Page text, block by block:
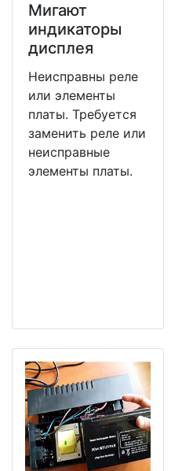
Мигают
индикаторы
дисплея
Неисправны реле
или элементы
платы. Требуется
заменить реле или
неисправные
элементы платы.